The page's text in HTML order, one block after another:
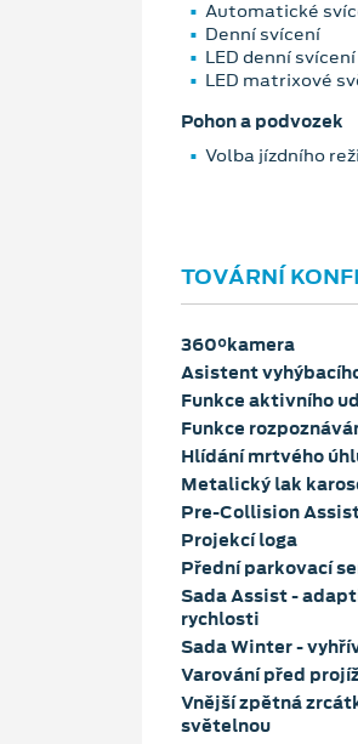
Automatické
Denní svícení
LED denní svícení
LED matrixové
Pohon a podvozek
Volba jízdního
TOVÁRNÍ
360°kamera
Asistent
Funkce aktivního
Funkce
Hlídání mrtvého
Metalický lak
Pre-Collision
Projekcí loga
Přední parkovací
Sada Assist -
rychlosti
Sada Winter -
Varování před
Vnější zpětná
světelnou